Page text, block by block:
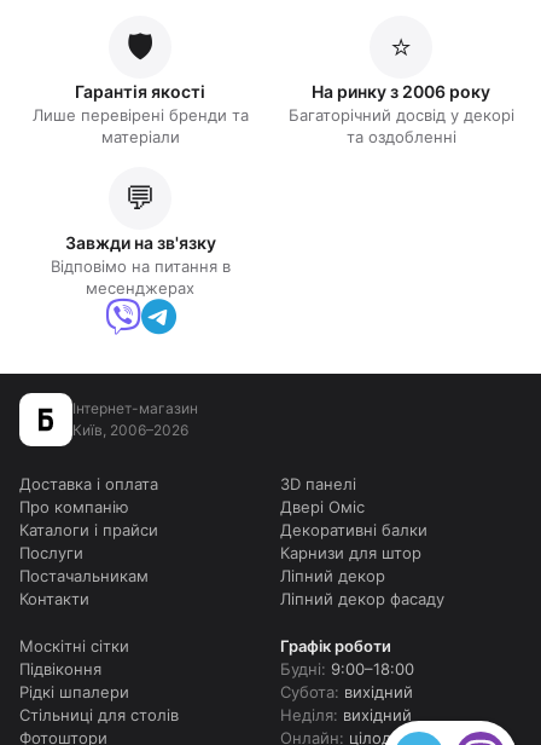
🛡️
Гарантія якості
Лише перевірені бренди та
матеріали
⭐
На ринку з 2006 року
Багаторічний досвід у декорі
та оздобленні
💬
Завжди на зв'язку
Відповімо на питання в
месенджерах
Інтернет-магазин
Київ, 2006–2026
Доставка і оплата
Про компанію
Каталоги і прайси
Послуги
Постачальникам
Контакти
3D панелі
Двері Оміс
Декоративні балки
Карнизи для штор
Ліпний декор
Ліпний декор фасаду
Москітні сітки
Підвіконня
Рідкі шпалери
Стільниці для столів
Фотоштори
Графік роботи
Будні: 9:00–18:00
Субота: вихідний
Неділя: вихідний
Онлайн: цілодобово